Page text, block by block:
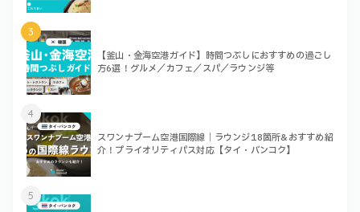
3
【釜山・金海空港ガイド】時間つぶしにおすすめの過ごし
方6選！グルメ／カフェ／スパ／ラウンジ等
4
スワンナプーム空港国際線｜ラウンジ18箇所&おすすめ紹
介！プライオリティパス対応【タイ・バンコク】
5